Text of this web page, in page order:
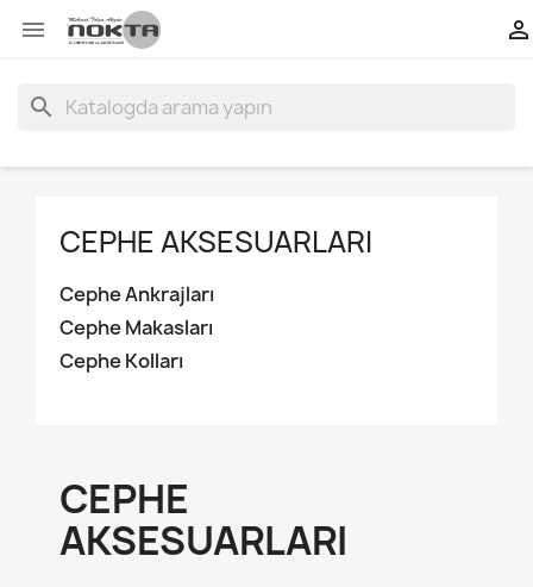
 
search
CEPHE AKSESUARLARI
Cephe Ankrajları
Cephe Makasları
Cephe Kolları
CEPHE
AKSESUARLARI